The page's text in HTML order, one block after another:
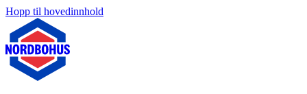
Hopp til hovedinnhold